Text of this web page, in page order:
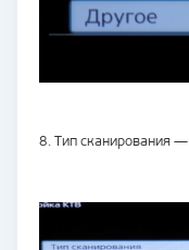
8. Тип сканирования —